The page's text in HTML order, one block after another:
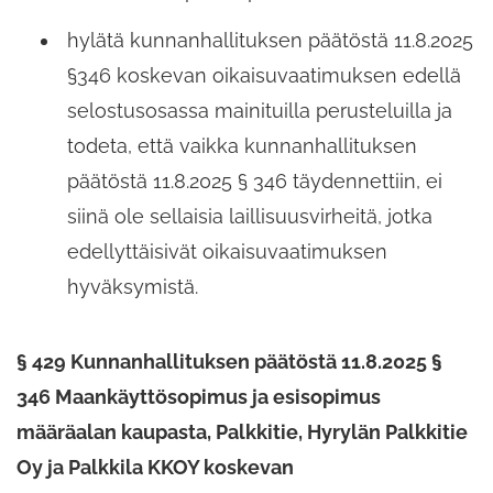
hylätä kunnanhallituksen päätöstä 11.8.2025
§346 koskevan oikaisuvaatimuksen edellä
selostusosassa mainituilla perusteluilla ja
todeta, että vaikka kunnanhallituksen
päätöstä 11.8.2025 § 346 täydennettiin, ei
siinä ole sellaisia laillisuusvirheitä, jotka
edellyttäisivät oikaisuvaatimuksen
hyväksymistä.
§ 429 Kunnanhallituksen päätöstä 11.8.2025 §
346 Maankäyttösopimus ja esisopimus
määräalan kaupasta,​ Palkkitie,​ Hyrylän Palkkitie
Oy ja Palkkila KKOY koskevan